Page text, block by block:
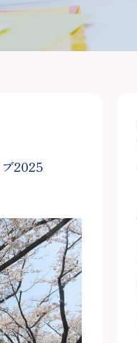
2025